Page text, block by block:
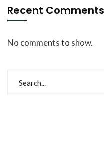
Recent Comments
No comments to show.